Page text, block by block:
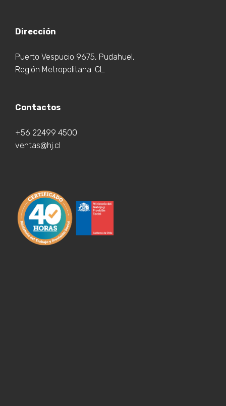
Dirección
Puerto Vespucio 9675, Pudahuel,
Región Metropolitana. CL.
Contactos
+56 22499 4500
ventas@hj.cl